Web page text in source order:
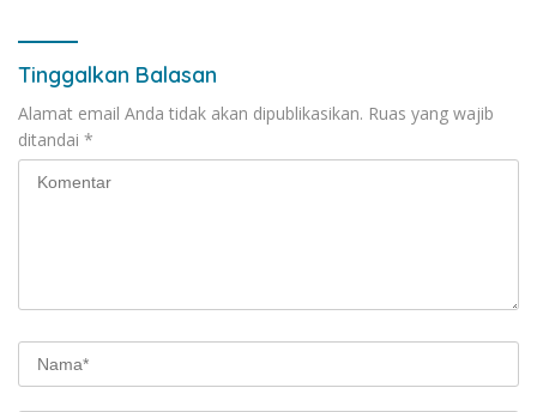
Tinggalkan Balasan
Alamat email Anda tidak akan dipublikasikan. Ruas yang wajib
ditandai *